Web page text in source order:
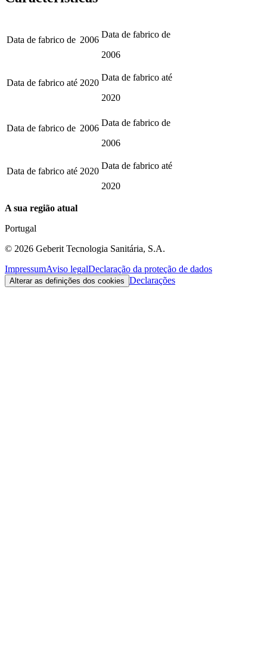
Data de fabrico de 2006
Data de fabrico de
2006
Data de fabrico até 2020
Data de fabrico até
2020
Data de fabrico de 2006
Data de fabrico de
2006
Data de fabrico até 2020
Data de fabrico até
2020
A sua região atual
Portugal
© 2026 Geberit Tecnologia Sanitária, S.A.
ImpressumAviso legalDeclaração da proteção de dados
Alterar as definições dos cookies Declarações